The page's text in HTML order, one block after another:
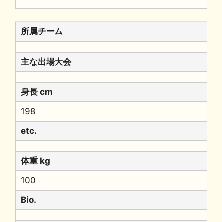
所属チーム
主な出場大会
身長 cm
198
etc.
体重 kg
100
Bio.